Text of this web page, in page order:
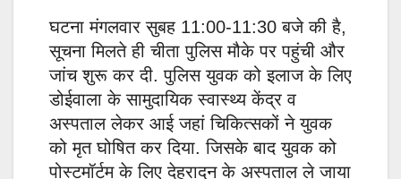
घटना मंगलवार सुबह 11:00-11:30 बजे की है,
सूचना मिलते ही चीता पुलिस मौके पर पहुंची और
जांच शुरू कर दी. पुलिस युवक को इलाज के लिए
डोईवाला के सामुदायिक स्वास्थ्य केंद्र व
अस्पताल लेकर आई जहां चिकित्सकों ने युवक
को मृत घोषित कर दिया. जिसके बाद युवक को
पोस्टमॉर्टम के लिए देहरादून के अस्पताल ले जाया